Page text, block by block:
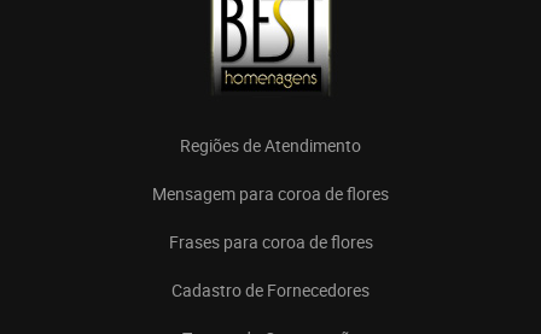
Regiões de Atendimento
Mensagem para coroa de flores
Frases para coroa de flores
Cadastro de Fornecedores